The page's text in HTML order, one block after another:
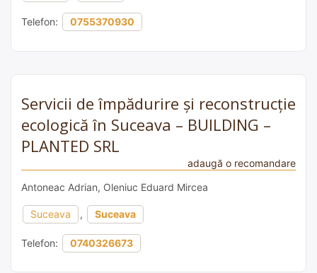
Telefon: 0755370930
Servicii de împădurire și reconstrucție
ecologică în Suceava – BUILDING –
PLANTED SRL
adaugă o recomandare
Antoneac Adrian, Oleniuc Eduard Mircea
Suceava , Suceava
Telefon: 0740326673